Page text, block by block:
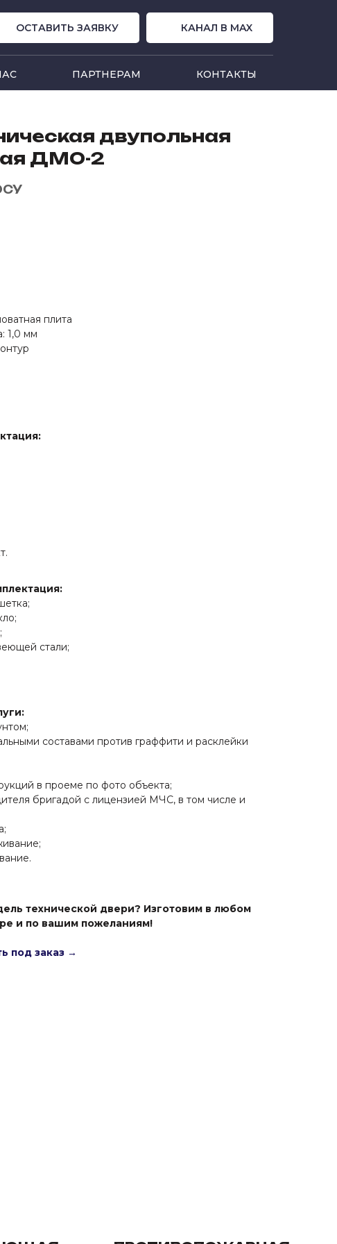
ОСТАВИТЬ ЗАЯВКУ КАНАЛ В MAX
ПАРТНЕРАМ КОНТАКТЫ
двупольная
ДМО-2
плита
1,0 мм
стали;
составами против граффити и расклейки
в проеме по фото объекта;
бригадой с лицензией МЧС, в том числе и
технической двери? Изготовим в любом
и по вашим пожеланиям!
под заказ →